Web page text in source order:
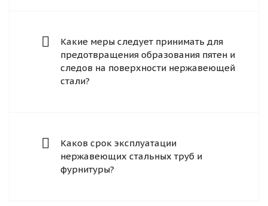
Какие меры следует принимать для
предотвращения образования пятен и
следов на поверхности нержавеющей
стали?
Каков срок эксплуатации
нержавеющих стальных труб и
фурнитуры?